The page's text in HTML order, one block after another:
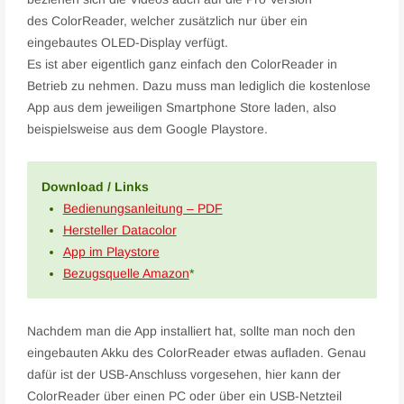
des ColorReader, welcher zusätzlich nur über ein
eingebautes OLED-Display verfügt.
Es ist aber eigentlich ganz einfach den ColorReader in
Betrieb zu nehmen. Dazu muss man lediglich die kostenlose
App aus dem jeweiligen Smartphone Store laden, also
beispielsweise aus dem Google Playstore.
Download / Links
Bedienungsanleitung – PDF
Hersteller Datacolor
App im Playstore
Bezugsquelle Amazon*
Nachdem man die App installiert hat, sollte man noch den
eingebauten Akku des ColorReader etwas aufladen. Genau
dafür ist der USB-Anschluss vorgesehen, hier kann der
ColorReader über einen PC oder über ein USB-Netzteil